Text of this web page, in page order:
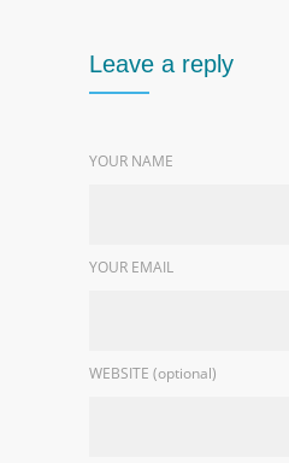
Leave a reply
YOUR NAME
YOUR EMAIL
WEBSITE (optional)